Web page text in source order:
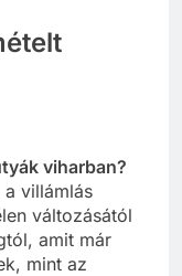
viharban?
villámlás
változásától
amit már
mint az